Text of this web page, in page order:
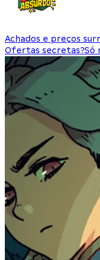
Achados e preços
Ofertas secretas?Só